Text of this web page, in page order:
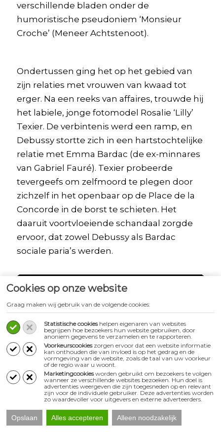
Cookies op onze website
Graag maken wij gebruik van de volgende cookies:
Statistische cookieshelpen eigenaren van websites
begrijpen hoe bezoekers hun website gebruiken, door
anoniem gegevens te verzamelen en te rapporteren.
Voorkeurscookieszorgen ervoor dat een website informatie
kan onthouden die van invloed is op het gedrag en de
vormgeving van de website, zoals de taal van uw voorkeur
of de regio waar u woont.
Marketingcookiesworden gebruikt om bezoekers te volgen
wanneer ze verschillende websites bezoeken. Hun doel is
advertenties weergeven die zijn toegesneden op en relevant
zijn voor de individuele gebruiker. Deze advertenties worden
zo waardevoller voor uitgevers en externe adverteerders.
Opslaan Alles accepteren Alleen noodzakelijk
verschillende bladen onder de
humoristische pseudoniem ‘Monsieur
Croche’ (Meneer Achtstenoot).
Ondertussen ging het op het gebied van
zijn relaties met vrouwen van kwaad tot
erger. Na een reeks van affaires, trouwde hij
het labiele, jonge fotomodel Rosalie ‘Lilly’
Texier. De verbintenis werd een ramp, en
Debussy stortte zich in een hartstochtelijke
relatie met Emma Bardac (de ex-minnares
van Gabriel Fauré). Texier probeerde
tevergeefs om zelfmoord te plegen door
zichzelf in het openbaar op de Place de la
Concorde in de borst te schieten. Het
daaruit voortvloeiende schandaal zorgde
ervoor, dat zowel Debussy als Bardac
sociale paria’s werden.